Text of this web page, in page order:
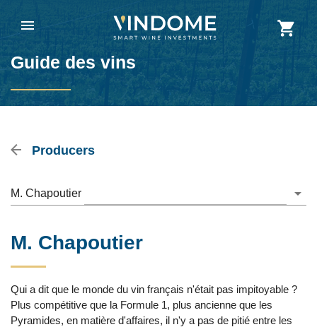
Guide des vins
Producers
M. Chapoutier
M. Chapoutier
Qui a dit que le monde du vin français n'était pas impitoyable ?
Plus compétitive que la Formule 1, plus ancienne que les
Pyramides, en matière d'affaires, il n'y a pas de pitié entre les